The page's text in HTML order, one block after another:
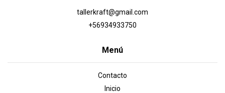
tallerkraft@gmail.com
+56934933750
Menú
Contacto
Inicio